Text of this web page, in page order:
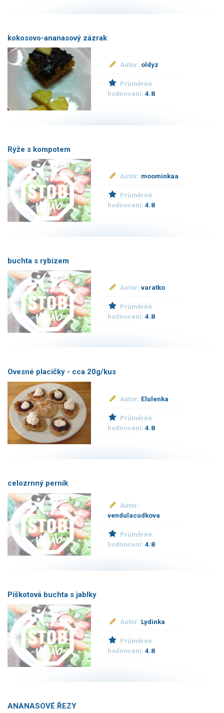
kokosovo-ananasový zázrak
Autor: oldyz
Průměrné
hodnocení:4.8
Rýže s kompotem
Autor: moominkaa
Průměrné
hodnocení:4.8
buchta s rybízem
Autor:varatko
Průměrné
hodnocení:4.8
Ovesné placičky - cca 20g/kus
Autor: Elulenka
Průměrné
hodnocení:4.8
celozrnný perník
Autor:
vendulacudkova
Průměrné
hodnocení:4.8
Piškotová buchta s jablky
Autor: Lydinka
Průměrné
hodnocení:4.8
ANANASOVÉ ŘEZY